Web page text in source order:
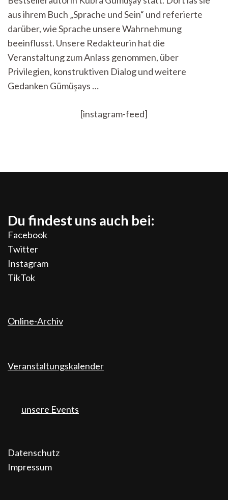
Lesung
von
Kübra
aus ihrem Buch „Sprache und Sein“ und referierte
darüber, wie Sprache unsere Wahrnehmung
beeinflusst. Unsere Redakteurin hat die
Veranstaltung zum Anlass genommen, über
Privilegien, konstruktiven Dialog und weitere
Gedanken Gümüşays …
[instagram-feed]
Du findest uns auch bei:
Facebook
Twitter
Instagram
TikTok
Online-Archiv
Veranstaltungskalender
unsere Events
Datenschutz
Impressum